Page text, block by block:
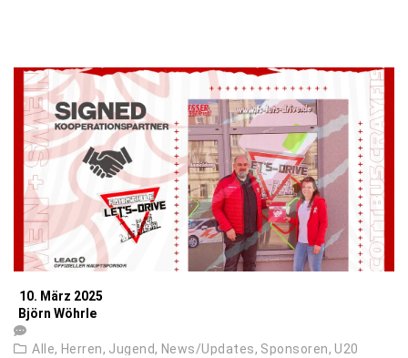
10. März 2025
Björn Wöhrle
Alle, Herren, Jugend, News/Updates, Sponsoren, U20